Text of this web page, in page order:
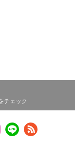
チェック